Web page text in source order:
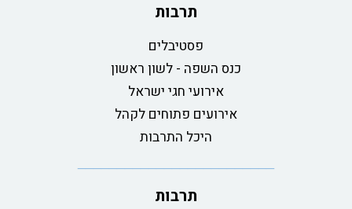
תרבות
פסטיבלים
כנס השפה - לשון ראשון
אירועי חגי ישראל
אירועים פתוחים לקהל
היכל התרבות
תרבות